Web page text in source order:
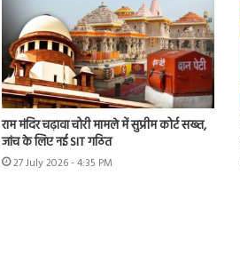
राम मंदिर चढ़ावा चोरी मामले में सुप्रीम कोर्ट सख्त,
जांच के लिए नई SIT गठित
27 July 2026 - 4:35 PM